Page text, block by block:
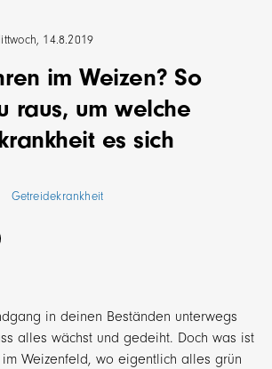
14.8.2019
im Weizen? So
raus, um welche
es sich
Getreidekrankheit
in deinen Beständen unterwegs
alles wächst und gedeiht. Doch was ist
Weizenfeld, wo eigentlich alles grün